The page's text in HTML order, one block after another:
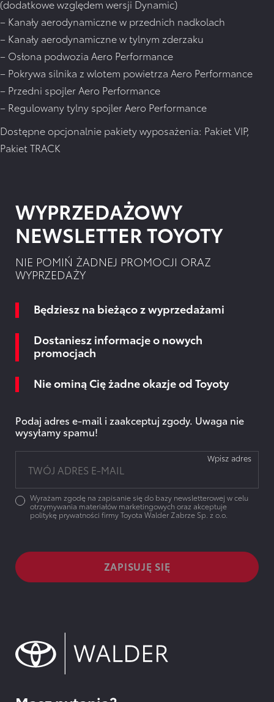
(dodatkowe względem wersji Dynamic)
– Kanały aerodynamiczne w przednich nadkolach
– Kanały aerodynamiczne w tylnym zderzaku
– Osłona podwozia Aero Performance
– Pokrywa silnika z wlotem powietrza Aero Performance
– Przedni spojler Aero Performance
– Regulowany tylny spojler Aero Performance
Dostępne opcjonalnie pakiety wyposażenia: Pakiet VIP,
Pakiet TRACK
WYPRZEDAŻOWY
NEWSLETTER TOYOTY
NIE POMIŃ ŻADNEJ PROMOCJI ORAZ
WYPRZEDAŻY
Będziesz na bieżąco z wyprzedażami
Dostaniesz informacje o nowych
promocjach
Nie ominą Cię żadne okazje od Toyoty
Podaj adres e-mail i zaakceptuj zgody. Uwaga nie
wysyłamy spamu!
Wpisz adres
Wyrażam zgodę na zapisanie się do bazy newsletterowej w celu
otrzymywania materiałów marketingowych oraz akceptuje
politykę prywatności firmy Toyota Walder Zabrze Sp. z o.o.